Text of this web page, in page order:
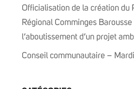
Officialisation de la création du
Régional Comminges
l’aboutissement d’un projet
Conseil communautaire –